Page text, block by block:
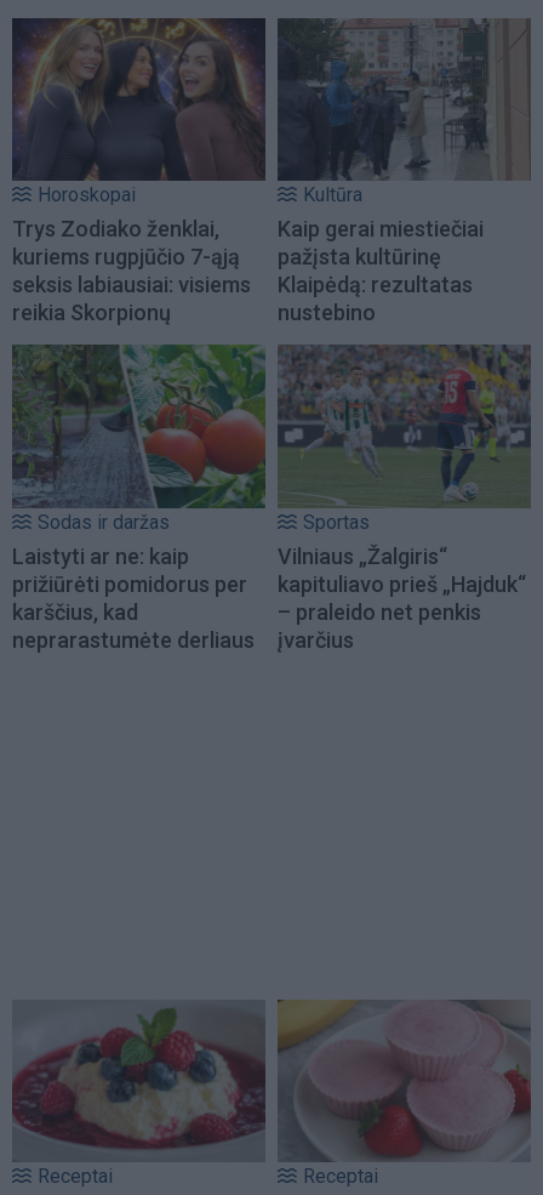
Horoskopai
Trys Zodiako ženklai,
kuriems rugpjūčio 7-ąją
seksis labiausiai: visiems
reikia Skorpionų
Kultūra
Kaip gerai miestiečiai
pažįsta kultūrinę
Klaipėdą: rezultatas
nustebino
Sodas ir daržas
Laistyti ar ne: kaip
prižiūrėti pomidorus per
karščius, kad
neprarastumėte derliaus
Sportas
Vilniaus „Žalgiris“
kapituliavo prieš „Hajduk“
– praleido net penkis
įvarčius
Receptai Receptai